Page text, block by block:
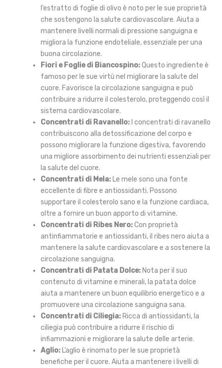
l’estratto di foglie di olivo è noto per le sue proprietà
che sostengono la salute cardiovascolare. Aiuta a
mantenere livelli normali di pressione sanguigna e
migliora la funzione endoteliale, essenziale per una
buona circolazione.
Fiori e Foglie di Biancospino:Questo ingrediente è
famoso per le sue virtù nel migliorare la salute del
cuore. Favorisce la circolazione sanguigna e può
contribuire a ridurre il colesterolo, proteggendo così il
sistema cardiovascolare.
Concentrati di Ravanello: I concentrati di ravanello
contribuiscono alla detossificazione del corpo e
possono migliorare la funzione digestiva, favorendo
una migliore assorbimento dei nutrienti essenziali per
la salute del cuore.
Concentrati di Mela: Le mele sono una fonte
eccellente di fibre e antiossidanti. Possono
supportare il colesterolo sano e la funzione cardiaca,
oltre a fornire un buon apporto di vitamine.
Concentrati di Ribes Nero:Con proprietà
antinfiammatorie e antiossidanti, il ribes nero aiuta a
mantenere la salute cardiovascolare e a sostenere la
circolazione sanguigna.
Concentrati di Patata Dolce: Nota per il suo
contenuto di vitamine e minerali, la patata dolce
aiuta a mantenere un buon equilibrio energetico e a
promuovere una circolazione sanguigna sana.
Concentrati di Ciliegia: Ricca di antiossidanti, la
ciliegia può contribuire a ridurre il rischio di
infiammazioni e migliorare la salute delle arterie.
Aglio: L’aglio è rinomato per le sue proprietà
benefiche per il cuore. Aiuta a mantenere i livelli di